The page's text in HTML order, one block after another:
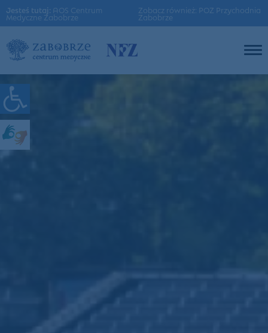
Jesteś tutaj: AOS Centrum
Medyczne Zabobrze
Zobacz również: POZ Przychodnia
Zabobrze